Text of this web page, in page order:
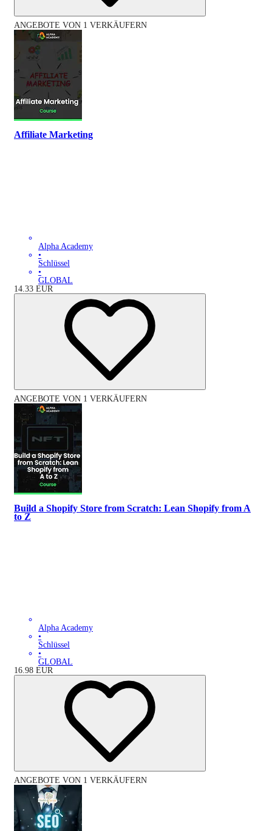
ANGEBOTE VON 1 VERKÄUFERN
Affiliate Marketing
Alpha Academy
•
Schlüssel
•
GLOBAL
14.33 EUR
ANGEBOTE VON 1 VERKÄUFERN
Build a Shopify Store from Scratch: Lean Shopify from A
to Z
Alpha Academy
•
Schlüssel
•
GLOBAL
16.98 EUR
ANGEBOTE VON 1 VERKÄUFERN